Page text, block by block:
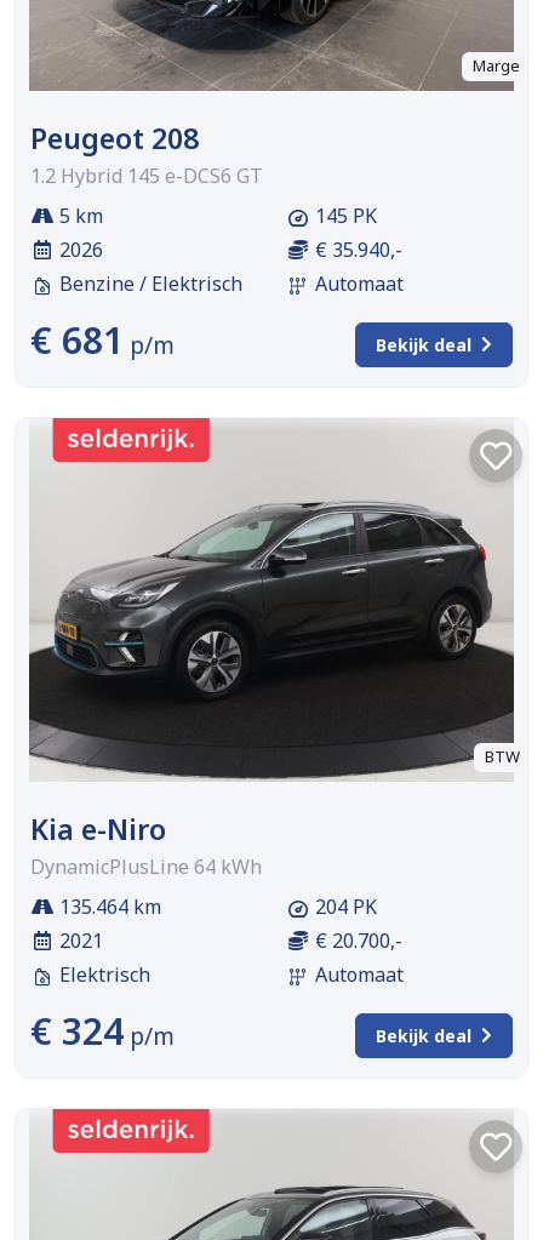
Marge
Peugeot 208
1.2 Hybrid 145 e-DCS6 GT
5 km
2026
Benzine / Elektrisch
145 PK
€ 35.940,-
Automaat
€ 681 p/m Bekijk deal
BTW
Kia e-Niro
DynamicPlusLine 64 kWh
135.464 km
2021
Elektrisch
204 PK
€ 20.700,-
Automaat
€ 324 p/m Bekijk deal